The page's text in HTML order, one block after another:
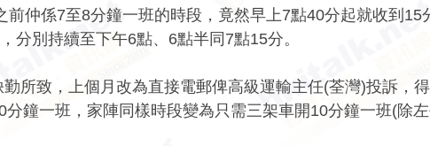
仲係7至8分鐘一班的時段，竟然早上7點40分起就收到15
分別持續至下午6點、6點半同7點15分。
所致，上個月改為直接電郵俾高級運輸主任(荃灣)投訴，
鐘一班，家陣同樣時段變為只需三架車開10分鐘一班(除